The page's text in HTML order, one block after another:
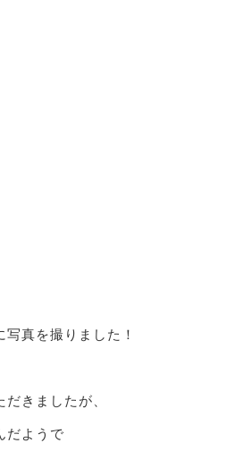
真を撮りました！
きましたが、
だようで